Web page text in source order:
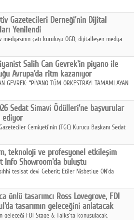
iyi olma hali ve işveren markası üzerindeki
çekti.
Gazetecileri Derneği'nin Dijital
Yenilendi
medyasının çatı kuruluşu OGD, dijitalleşen medya
internet sitesini ve sosyal medya kanallarını yeniledi.
Salih Can Gevrek'in piyano ile
Avrupa'da ritm kazanıyor
GEVREK: “PİYANO TÜM ORKESTRAYI TAMAMLAYAN
Sedat Simavi Ödülleri'ne başvurular
ediyor
Cemiyeti'nin (TGC) Kurucu Başkanı Sedat
teknoloji ve profesyonel etkileşim
Info Showroom'da buluştu
tesisat devi Geberit; Etiler Nisbetiye ON'da
özel bir davete ev sahipliği yaptı.
ünlü tasarımcı Ross Lovegrove, FDI
tasarımın geleceğini anlatacak
geleceği FDI Stage & Talks'ta konuşulacak.